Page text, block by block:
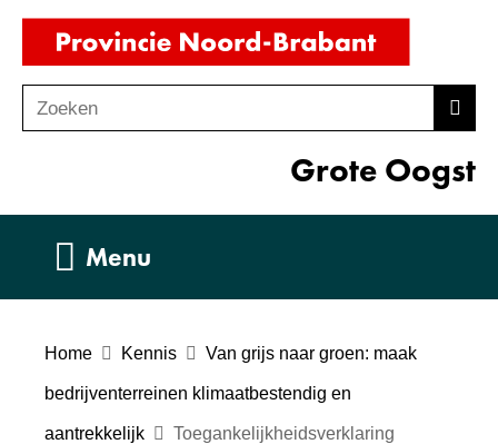
Ga
de
inhoud
o
Zoeken
Grote Oogst
Menu
Home Kennis Van grijs naar groen: maak
bedrijventerreinen klimaatbestendig en
aantrekkelijk Toegankelijkheidsverklaring